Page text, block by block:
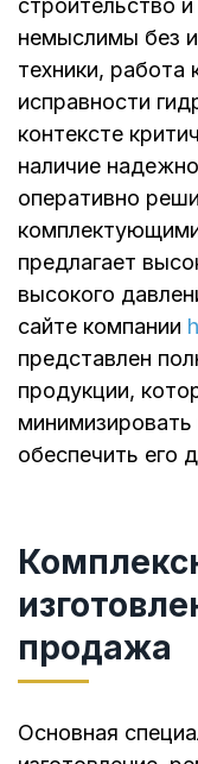
строительство
немыслимы без
техники, работа
исправности
контексте
наличие
оперативно
предлагает
высокого
сайте компании
представлен
продукции,
обеспечить его
продажа
Основная